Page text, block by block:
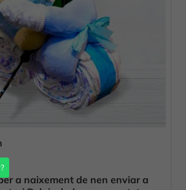
a naixement de nen enviar a